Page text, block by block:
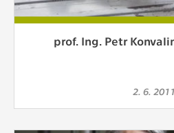
prof. Ing. Petr
2. 6. 2011